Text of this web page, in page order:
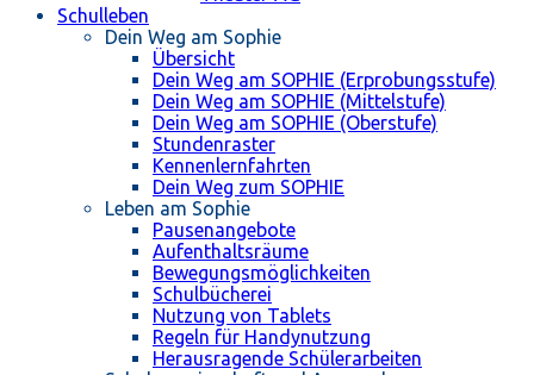
Schulleben
Dein Weg am Sophie
Übersicht
Dein Weg am SOPHIE (Erprobungsstufe)
Dein Weg am SOPHIE (Mittelstufe)
Dein Weg am SOPHIE (Oberstufe)
Stundenraster
Kennenlernfahrten
Dein Weg zum SOPHIE
Leben am Sophie
Pausenangebote
Aufenthaltsräume
Bewegungsmöglichkeiten
Schulbücherei
Nutzung von Tablets
Regeln für Handynutzung
Herausragende Schülerarbeiten